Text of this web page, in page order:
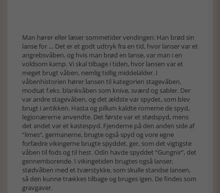
Man hører eller læser sommetider vendingen: Han brød sin
lanse for … Det er et godt udtryk fra en tid, hvor lanser var et
angrebsvåben, og hvis man brød en lanse, var man i en
voldsom kamp. Vi skal tilbage i tiden, hvor lansen var et
meget brugt våben, nemlig tidlig middelalder. I
våbenhistorien hører lansen til kategorien stagevåben,
modsat f.eks. blankvåben som knive, sværd og sabler. Der
var andre stagevåben, og det ældste var spydet, som blev
brugt i antikken. Hasta og pillum kaldte romerne de spyd,
legionærerne anvendte. Det første var et stødspyd, mens
det andet var et kastespyd. Fjenderne på den anden side af
”limes”, germanerne, brugte også spyd og vore egne
forfædre vikingerne brugte spyddet, ger, som det vigtigste
våben til fods og til hest. Odin havde spyddet ”Gungnir”, det
gennemborende. I vikingetiden brugtes også lanser,
stødvåben med et tværstykke, som skulle standse lansen,
så den kunne trækkes tilbage og bruges igen. De findes som
gravgaver.